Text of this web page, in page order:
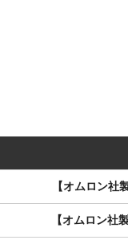
【オムロン
【オムロン社